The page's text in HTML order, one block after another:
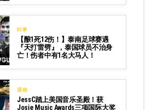
时事
【酿1死12伤！】泰南足球赛遇
『天打雷劈』，泰国球员不治身
亡！伤者中有1名大马人！
通稿
JessC踏上美国音乐圣殿！获
Josie Music Awards三项国际大奖